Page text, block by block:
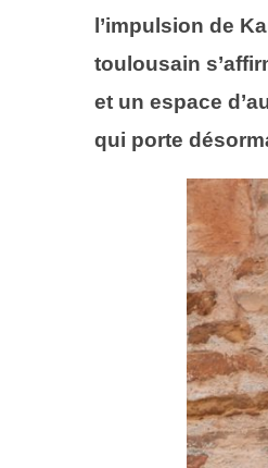
l’impulsion de
toulousain
et un espace
qui porte